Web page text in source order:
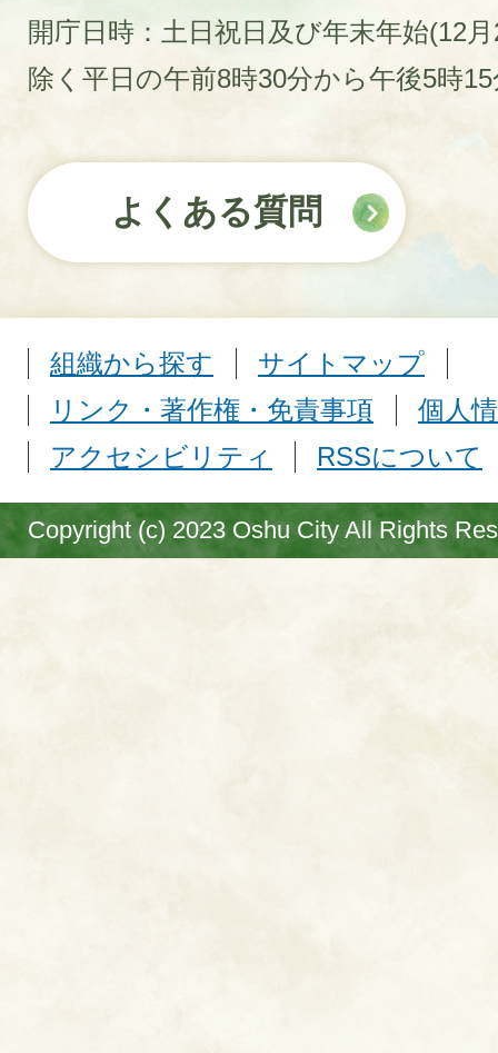
開庁日時：土日祝日及び年末年始(12
除く平日の午前8時30分から午後5時
よくある質問
組織から探す
サイトマップ
リンク・著作権・免責事項
個人
アクセシビリティ
RSSについて
Copyright (c) 2023 Oshu City All Rights